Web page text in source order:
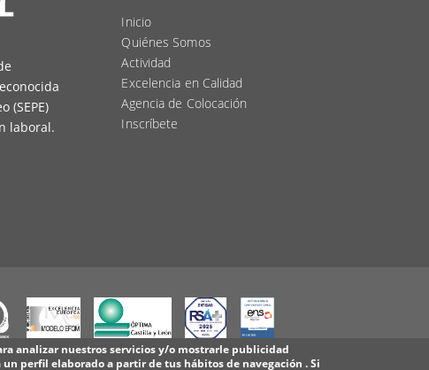
(SEPE)
laboral.
Inicio
Quiénes Somos
Actividad
Excelencia en Calidad
Agencia de Colocación
Inscríbete
analizar nuestros servicios y/o mostrarle publicidad
perfil elaborado a partir de tus hábitos de navegación . Si